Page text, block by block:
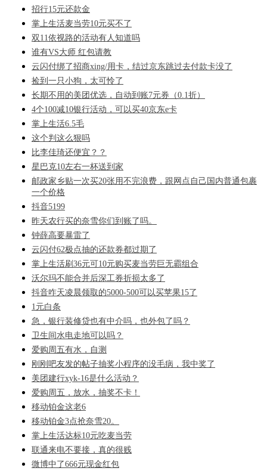
招行15元还款金
掌上生活麦当劳10元买不了
双11依视路的活动有人知道吗
谁有VS大师 红包请教
云闪付绑了招商xing/用卡，结过京东跳过去付款卡没了
捡到一只小狗，太可怜了
长期不用的美团优选，自动到账7元券（0.1折）
4个100减10银行活动，可以买40京东e卡
掌上生活6.5毛
这个判这么狠吗
比李佳琦还便宜？？
星巴克10左右一杯送到家
邮政家乡贴一次买20张用不完浪费，跟网点自己国内普通包裹
一个价格
抖音5199
昨天农行买的奈雪你们到账了吗。
钟薛高要暴雷了
云闪付62极点抽的还款券都过期了
掌上生活刷36元可10元购买麦当劳巨无霸组合
沃尔玛不能合并后深工券折损太多了
抖音咋天凌晨领取的5000-500可以买苹果15了
1元白条
急，银行装修贷也有中介吗，也外包了吗？
卫生间水电走地可以吗？
爱购周五有水，自测
刚刚吧友发的帖子抽奖小程序的没毛病，我中奖了
美团建行xyk-16是什么活动？
爱购周五，放水，抽奖不卡！
移动铂金这老6
移动铂金3点抢奈雪20。
掌上生活达标10元吃麦当劳
联通来电不要接，真的很贱
微博中了666元现金红包